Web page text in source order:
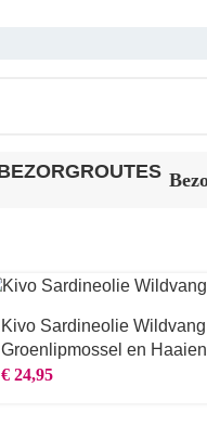
Kivo Sardineolie
Groenlipmossel en
500ML
€ 24,95